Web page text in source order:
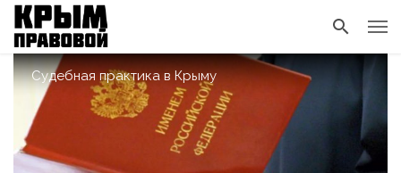
Судебная практика в Крыму